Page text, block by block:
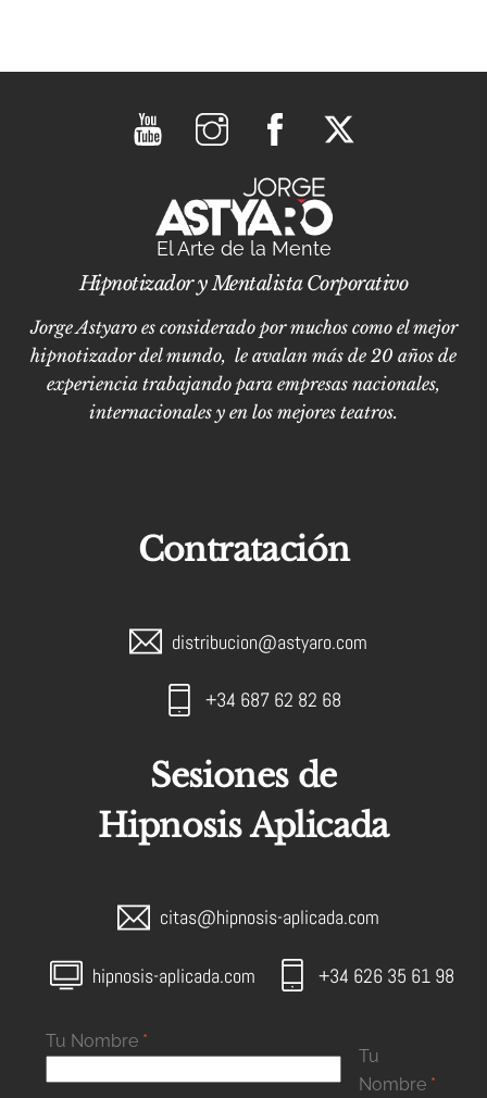
El Arte de la Mente
Hipnotizador y Mentalista Corporativo
Jorge Astyaro es considerado por muchos como el mejor
hipnotizador del mundo, le avalan más de 20 años de
experiencia trabajando para empresas nacionales,
internacionales y en los mejores teatros.
Contratación
distribucion@astyaro.com
+34 687 62 82 68
Sesiones de
Hipnosis Aplicada
citas@hipnosis-aplicada.com
hipnosis-aplicada.com +34 626 35 61 98
Tu Nombre *
Tu
Nombre *